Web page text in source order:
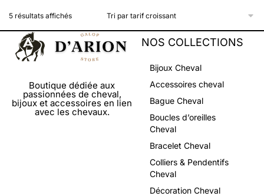
5 résultats affichés
Boutique dédiée aux
passionnées de cheval,
bijoux et accessoires en lien
avec les chevaux.
NOS COLLECTIONS
Bijoux Cheval
Accessoires cheval
Bague Cheval
Boucles d’oreilles
Cheval
Bracelet Cheval
Colliers & Pendentifs
Cheval
Décoration Cheval